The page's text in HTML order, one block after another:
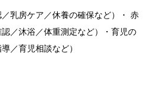
乳房ケア／休養の確保など）・ 赤
／沐浴／体重測定など）・育児の
／育児相談など）